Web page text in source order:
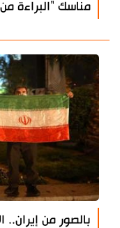
مناسك "البراءة
بالصور من إيران..